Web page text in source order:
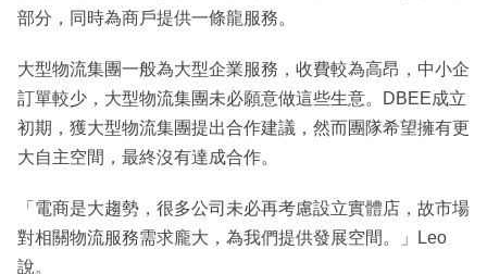
部分，同時為商戶提供一條龍服務。
大型物流集團一般為大型企業服務，收費較為高昂，中小企
訂單較少，大型物流集團未必願意做這些生意。DBEE成立
初期，獲大型物流集團提出合作建議，然而團隊希望擁有更
大自主空間，最終沒有達成合作。
「電商是大趨勢，很多公司未必再考慮設立實體店，故市場
對相關物流服務需求龐大，為我們提供發展空間。」Leo
說。